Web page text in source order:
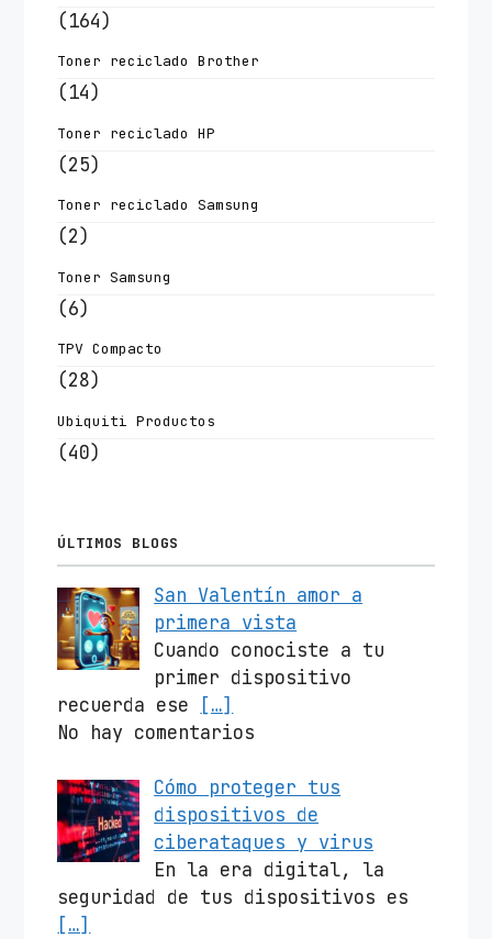
(164)
Toner reciclado Brother
(14)
Toner reciclado HP
(25)
Toner reciclado Samsung
(2)
Toner Samsung
(6)
TPV Compacto
(28)
Ubiquiti Productos
(40)
ÚLTIMOS BLOGS
San Valentín amor a
primera vista
Cuando conociste a tu
primer dispositivo
recuerda ese
[…]
No hay comentarios
Cómo proteger tus
dispositivos de
ciberataques y virus
En la era digital, la
seguridad de tus dispositivos es
[…]